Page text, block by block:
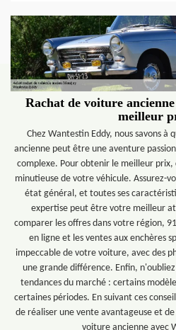
Rachat de voiture
meilleur
Chez Wantestin Eddy, nous savons
ancienne peut être une aventure
complexe. Pour obtenir le meilleur
minutieuse de votre véhicule. Assurez-
état général, et toutes ses
expertise peut être votre meilleur
comparer les offres dans votre région,
en ligne et les ventes aux enchères
impeccable de votre voiture, avec des
une grande différence. Enfin,
tendances du marché : certains
certaines périodes. En suivant ces
de réaliser une vente avantageuse et
voiture ancienne avec